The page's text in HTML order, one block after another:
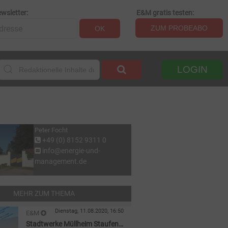
OK
E&M gratis testen:
ZUM PROBEABO
LOGIN
Peter Focht
+49 (0) 8152 9311 0
info@energie-und-
management.de
MEHR ZUM THEMA
E&M
PERSONALIE
Dienstag, 11.08.2020, 16:50
Stadtwerke Müllheim Staufen